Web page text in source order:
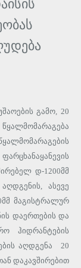
გამო, 20
დ-1200მმ
ასევე
მაგისტრალურ
დაერთების და
ჰიდრანტების
აღდგენა 20
დაკავშირებით